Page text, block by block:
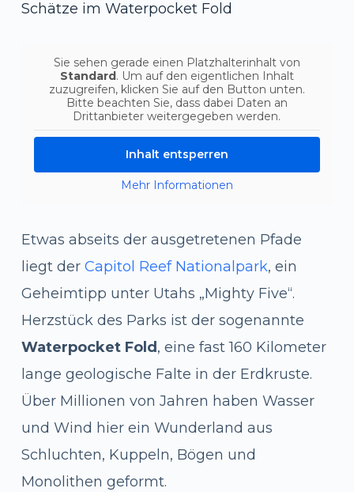
Schätze im Waterpocket Fold
Sie sehen gerade einen Platzhalterinhalt von
Standard . Um auf den eigentlichen Inhalt
zuzugreifen, klicken Sie auf den Button unten.
Bitte beachten Sie, dass dabei Daten an
Drittanbieter weitergegeben werden.
Inhalt entsperren
Mehr Informationen
Etwas abseits der ausgetretenen Pfade
liegt der Capitol Reef Nationalpark, ein
Geheimtipp unter Utahs „Mighty Five“.
Herzstück des Parks ist der sogenannte
Waterpocket Fold , eine fast 160 Kilometer
lange geologische Falte in der Erdkruste.
Über Millionen von Jahren haben Wasser
und Wind hier ein Wunderland aus
Schluchten, Kuppeln, Bögen und
Monolithen geformt.